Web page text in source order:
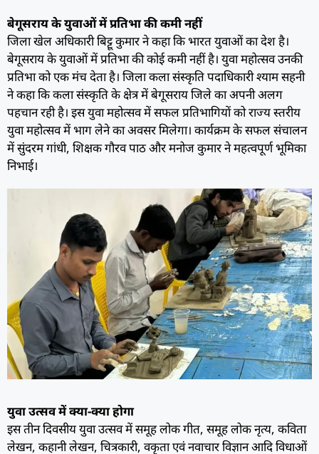
बेगूसराय के युवाओं में प्रतिभा की कमी नहीं
जिला खेल अधिकारी बिट्टू कुमार ने कहा कि भारत युवाओं का देश है।
बेगूसराय के युवाओं में प्रतिभा की कोई कमी नहीं है। युवा महोत्सव उनकी
प्रतिभा को एक मंच देता है। जिला कला संस्कृति पदाधिकारी श्याम सहनी
ने कहा कि कला संस्कृति के क्षेत्र में बेगूसराय जिले का अपनी अलग
पहचान रही है। इस युवा महोत्सव में सफल प्रतिभागियों को राज्य स्तरीय
युवा महोत्सव में भाग लेने का अवसर मिलेगा। कार्यक्रम के सफल संचालन
में सुंदरम गांधी, शिक्षक गौरव पाठ और मनोज कुमार ने महत्वपूर्ण भूमिका
निभाई।
युवा उत्सव में क्या-क्या होगा
इस तीन दिवसीय युवा उत्सव में समूह लोक गीत, समूह लोक नृत्य, कविता
लेखन, कहानी लेखन, चित्रकारी, वकृता एवं नवाचार विज्ञान आदि विधाओं